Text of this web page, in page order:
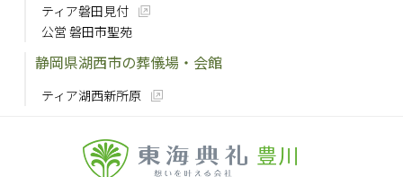
ティア磐田見付
公営 磐田市聖苑
静岡県湖西市の葬儀場・会館
ティア湖西新所原
豊川